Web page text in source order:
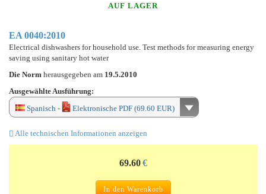
AUF LAGER
EA 0040:2010
Electrical dishwashers for household use. Test methods for measuring energy
saving using sanitary hot water
Die Norm herausgegeben am 19.5.2010
Ausgewählte Ausführung:
Spanisch -
Elektronische PDF (69.60 EUR)
Alle technischen Informationen anzeigen
69.60 €
In den Warenkorb